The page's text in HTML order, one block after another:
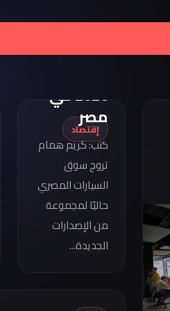
إقتصاد
مواصفات
كوبرا
2026 في
مصر
كتب: كريم همام
تروج سوق
السيارات المصري
حاليًا لمجموعة
من الإصدارات
الجديدة...